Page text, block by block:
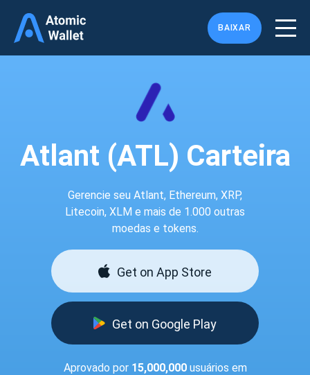
BAIXAR
Atlant (ATL) Carteira
Gerencie seu Atlant, Ethereum, XRP,
Litecoin, XLM e mais de 1.000 outras
moedas e tokens.
Get on App Store
Get on Google Play
Aprovado por 15,000,000usuários em